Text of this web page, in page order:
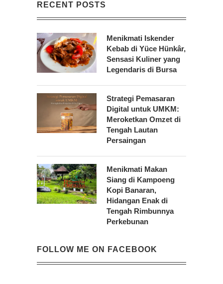
RECENT POSTS
Menikmati Iskender
Kebab di Yüce Hünkâr,
Sensasi Kuliner yang
Legendaris di Bursa
Strategi Pemasaran
Digital untuk UMKM:
Meroketkan Omzet di
Tengah Lautan
Persaingan
Menikmati Makan
Siang di Kampoeng
Kopi Banaran,
Hidangan Enak di
Tengah Rimbunnya
Perkebunan
FOLLOW ME ON FACEBOOK